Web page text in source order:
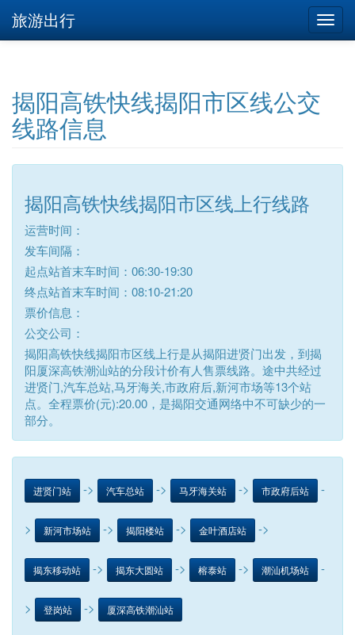
旅游出行
揭阳高铁快线揭阳市区线公交
线路信息
揭阳高铁快线揭阳市区线上行线路
运营时间：
发车间隔：
起点站首末车时间：06:30-19:30
终点站首末车时间：08:10-21:20
票价信息：
公交公司：
揭阳高铁快线揭阳市区线上行是从揭阳进贤门出发，到揭
阳厦深高铁潮汕站的分段计价有人售票线路。途中共经过
进贤门,汽车总站,马牙海关,市政府后,新河市场等13个站
点。全程票价(元):20.00，是揭阳交通网络中不可缺少的一
部分。
进贤门站 -> 汽车总站 -> 马牙海关站 -> 市政府后站 -
> 新河市场站 -> 揭阳楼站 -> 金叶酒店站 ->
揭东移动站 -> 揭东大圆站 -> 榕泰站 -> 潮汕机场站 -
> 登岗站 -> 厦深高铁潮汕站